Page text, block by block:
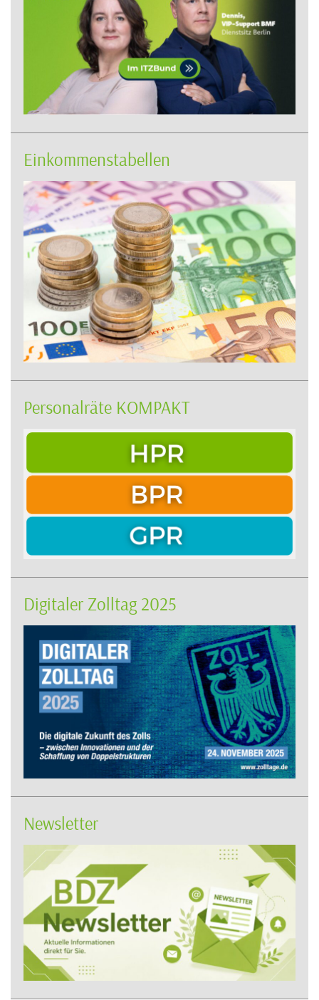
Einkommenstabellen
Personalräte KOMPAKT
Digitaler Zolltag 2025
Newsletter